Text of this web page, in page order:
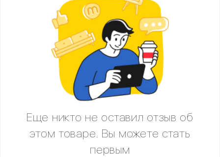
Еще никто не оставил отзыв об
этом товаре. Вы можете стать
первым